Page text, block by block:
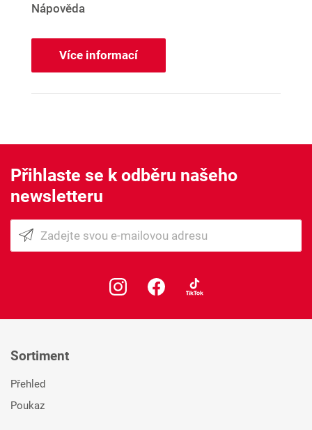
Nápověda
Více informací
Přihlaste se k odběru našeho
newsletteru
Sortiment
Přehled
Poukaz